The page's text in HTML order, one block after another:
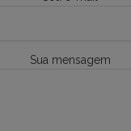
Sua mensagem